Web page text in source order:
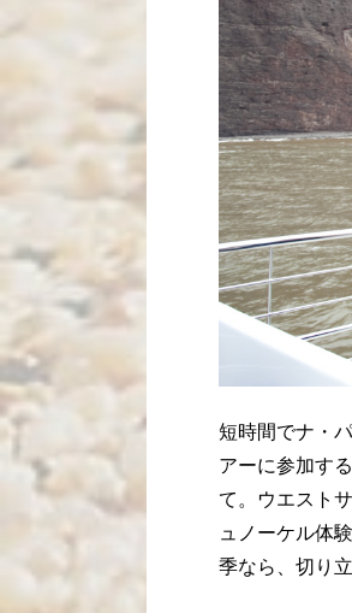
短時間でナ・
アーに参加す
て。ウエスト
ュノーケル体
季なら、切り